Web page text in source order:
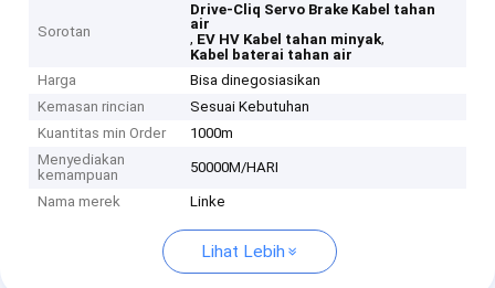
Sorotan
Drive-Cliq Servo Brake Kabel tahan
air
, EV HV Kabel tahan minyak,
Kabel baterai tahan air
Harga
Bisa dinegosiasikan
Kemasan rincian
Sesuai Kebutuhan
Kuantitas min Order
1000m
Menyediakan
kemampuan
50000M/HARI
Nama merek Linke
Lihat Lebih